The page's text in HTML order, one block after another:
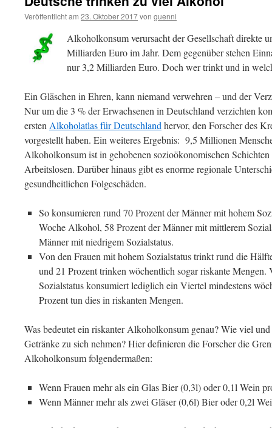
Veröffentlicht am 23. Oktober 2017von guenni
Alkoholkonsum verursacht der Gesellschaft direkte
Milliarden Euro im Jahr. Dem gegenüber stehen
nur 3,2 Milliarden Euro. Doch wer trinkt und in
Ein Gläschen in Ehren, kann niemand verwehren – und der
Nur um die 3 % der Erwachsenen in Deutschland verzichten
ersten Alkoholatlas für Deutschland hervor, den Forscher des
vorgestellt haben. Ein weiteres Ergebnis: 9,5 Millionen
Alkoholkonsum ist in gehobenen sozioökonomischen
Arbeitslosen. Darüber hinaus gibt es enorme regionale
gesundheitlichen Folgeschäden.
So konsumieren rund 70 Prozent der Männer mit hohem
Woche Alkohol, 58 Prozent der Männer mit mittlerem
Männer mit niedrigem Sozialstatus.
Von den Frauen mit hohem Sozialstatus trinkt rund die
und 21 Prozent trinken wöchentlich sogar riskante Mengen.
Sozialstatus konsumiert lediglich ein Viertel mindestens
Prozent tun dies in riskanten Mengen.
Was bedeutet ein riskanter Alkoholkonsum genau? Wie viel
Getränke zu sich nehmen? Hier definieren die Forscher die
Alkoholkonsum folgendermaßen:
Wenn Frauen mehr als ein Glas Bier (0,3l) oder 0,1l Wein
Wenn Männer mehr als zwei Gläser (0,6l) Bier oder 0,2l